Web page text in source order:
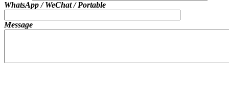
WhatsApp / WeChat / Portable
Message